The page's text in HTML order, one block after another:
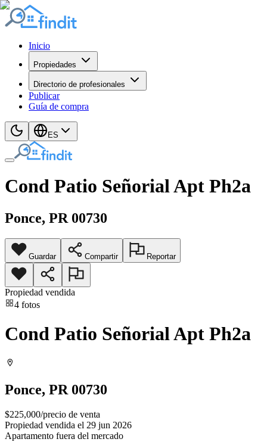
Inicio
Propiedades
Directorio de profesionales
Publicar
Guía de compra
ES
Cond Patio Señorial Apt Ph2a
Ponce, PR 00730
Guardar Compartir Reportar
Propiedad vendida
4 fotos
Cond Patio Señorial Apt Ph2a
Ponce, PR 00730
$225,000/precio de venta
Propiedad vendida el 29 jun 2026
Apartamento fuera del mercado